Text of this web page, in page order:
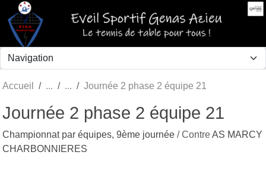
Accueil Journée 2 phase 2 équipe 21
Journée 2 phase 2 équipe 21
Championnat par équipes, 9ème journée / ContreAS MARCY
CHARBONNIERES
Panneau de gestion des cookies